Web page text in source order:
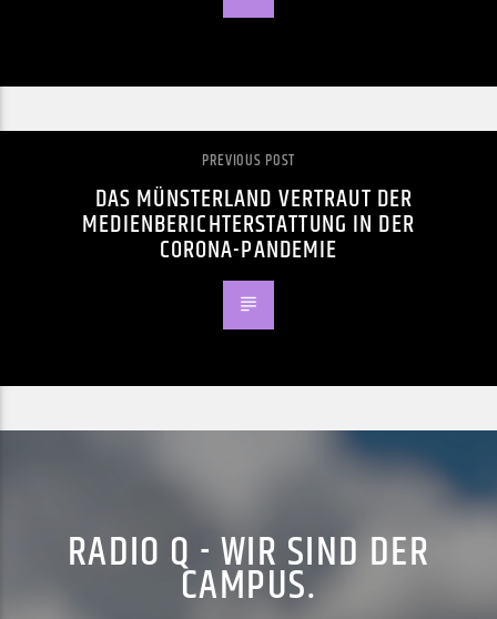
PREVIOUS POST
DAS MÜNSTERLAND VERTRAUT DER
MEDIENBERICHTERSTATTUNG IN DER
CORONA-PANDEMIE
RADIO Q - WIR SIND DER
CAMPUS.